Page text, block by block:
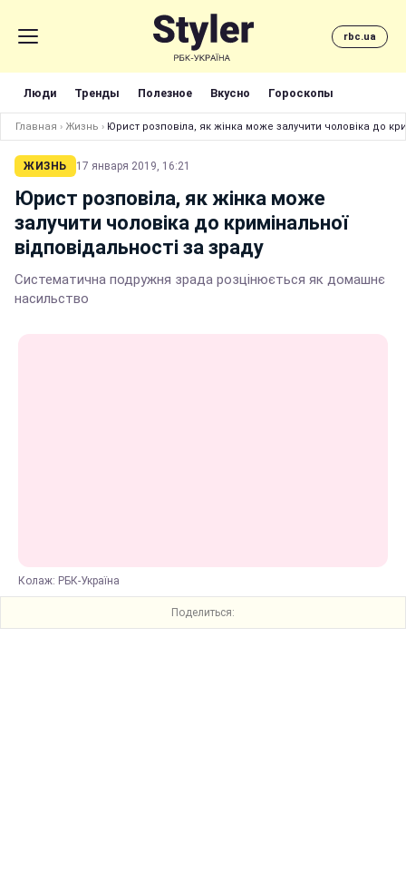
rbc.ua
Люди Тренды Полезное Вкусно Гороскопы
Главная › Жизнь › Юрист розповіла, як жінка може залучити чоловіка до
ЖИЗНЬ 17 января 2019, 16:21
Юрист розповіла, як жінка може
залучити чоловіка до кримінальної
відповідальності за зраду
Систематична подружня зрада розцінюється як домашнє
насильство
Колаж: РБК-Україна
Поделиться: